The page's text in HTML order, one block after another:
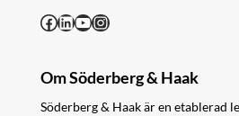
Facebook
LinkedIn
YouTube
Instagram
Om Söderberg & Haak
Söderberg & Haak är en etablerad